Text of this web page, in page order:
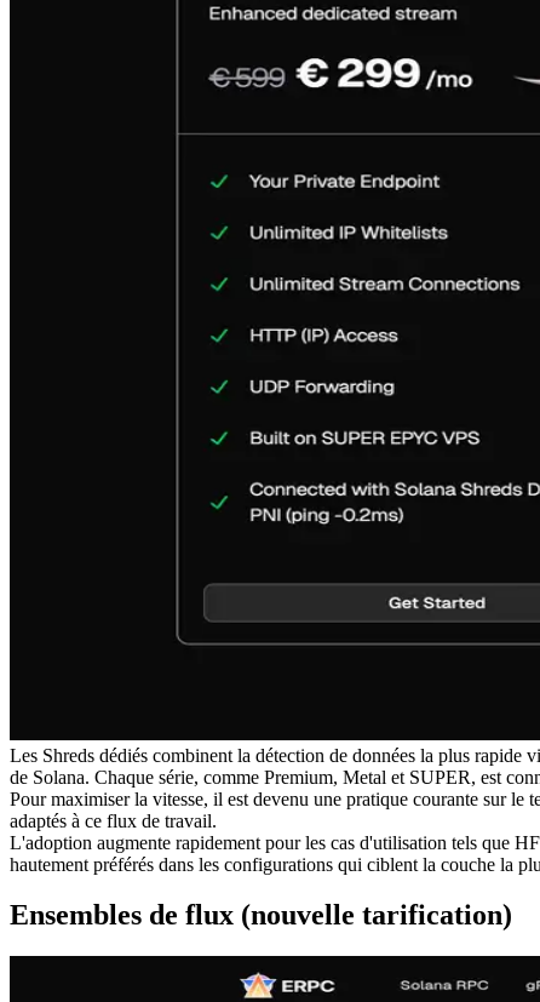
Les Shreds dédiés combinent la détection de données la plus rapide
de Solana. Chaque série, comme Premium, Metal et SUPER, est
Pour maximiser la vitesse, il est devenu une pratique courante sur le
adaptés à ce flux de travail.
L'adoption augmente rapidement pour les cas d'utilisation tels que
hautement préférés dans les configurations qui ciblent la couche la
Ensembles de flux (nouvelle tarification)